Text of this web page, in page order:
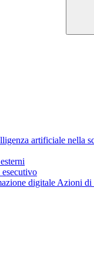
artificiale nella
digitale Azioni